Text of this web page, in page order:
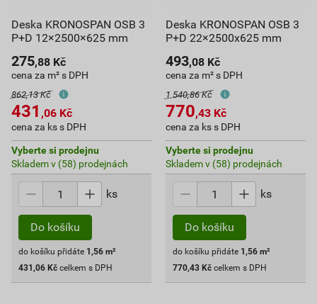
Deska KRONOSPAN OSB 3
P+D 12×2500×625 mm
275,88 Kč
cena za m² s DPH
862,13 Kč
431 ,06 Kč
cena za ks s DPH
Vyberte si prodejnu
Skladem v (58) prodejnách
ks
Do košíku
do košíku přidáte 1,56 m²
431,06 Kč celkem s DPH
Deska KRONOSPAN OSB 3
P+D 22×2500x625 mm
493,08 Kč
cena za m² s DPH
1 540,86 Kč
770,43 Kč
cena za ks s DPH
Vyberte si prodejnu
Skladem v (58) prodejnách
ks
Do košíku
do košíku přidáte 1,56 m²
770,43 Kč celkem s DPH